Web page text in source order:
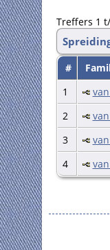
Treffers 1
#
1
2
3
4